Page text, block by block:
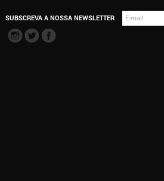
SUBSCREVA A NOSSA NEWSLETTER